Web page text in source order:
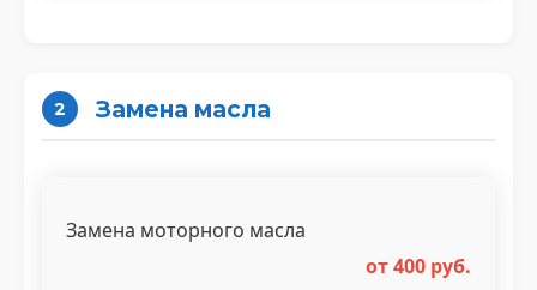
2 Замена масла
Замена моторного масла
от 400 руб.